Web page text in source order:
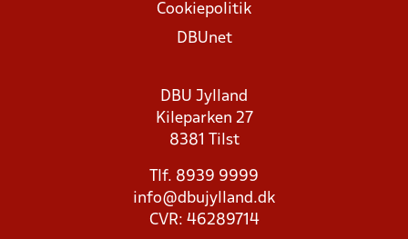
Cookiepolitik
DBUnet
DBU Jylland
Kileparken 27
8381 Tilst
Tlf. 8939 9999
info@dbujylland.dk
CVR: 46289714